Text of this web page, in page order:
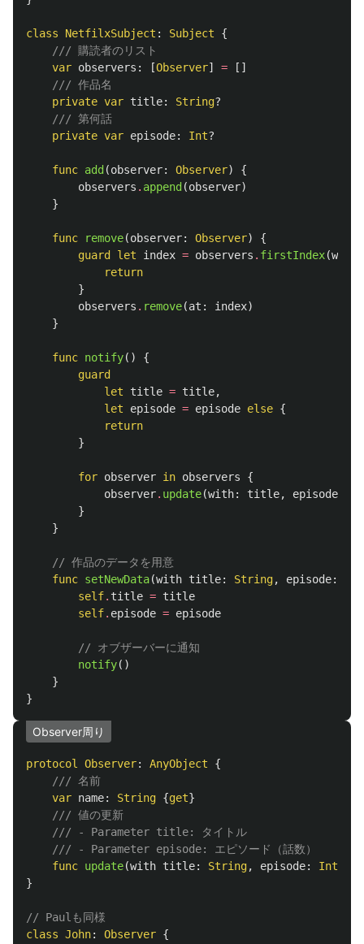
class NetfilxSubject : Subject
{
/// 購読者のリスト
var observers : [Observer] =
[]
/// 作品名
private var title: String?
/// 第何話
private var episode: Int?
func add (observer: Observer)
{
observers . append (observer)
}
func remove(observer: Observer)
{
guard
let index = observers . firstIndex(where
return
}
observers . remove(at : index)
}
func notify()
{
guard
let
title = title,
let
episode = episode else {
return
}
for observer in observers
{
observer. update(with: title, episode
}
}
// 作品のデータを用意
func setNewData(with title: String, episode:
self. title = title
self. episode = episode
// オブザーバーに通知
notify()
}
}
Observer周り
protocol Observer: AnyObject
{
/// 名前
var name: String {get}
/// 値の更新
/// - Parameter title: タイトル
/// - Parameter episode: エピソード（話数）
func update(with title: String, episode: Int
}
// Paulも同様
class John: Observer {